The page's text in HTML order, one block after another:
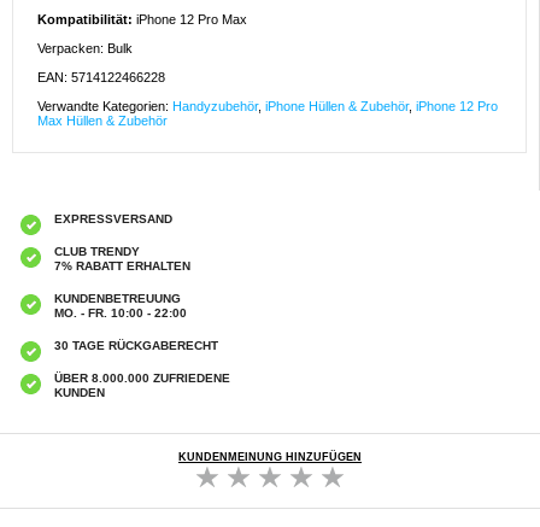
Kompatibilität: iPhone 12 Pro Max
Verpacken: Bulk
EAN: 5714122466228
Verwandte Kategorien: Handyzubehör, iPhone Hüllen & Zubehör, iPhone 12 Pro
Max Hüllen & Zubehör
EXPRESSVERSAND
CLUB TRENDY
7% RABATT ERHALTEN
KUNDENBETREUUNG
MO. - FR. 10:00 - 22:00
30 TAGE RÜCKGABERECHT
ÜBER 8.000.000 ZUFRIEDENE
KUNDEN
KUNDENMEINUNG HINZUFÜGEN